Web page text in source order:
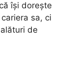
își dorește
sa, ci
de